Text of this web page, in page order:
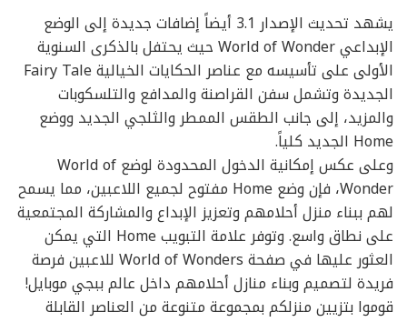
يشهد تحديث الإصدار 3.1 أيضاً إضافات جديدة إلى الوضع
الإبداعي World of Wonder حيث يحتفل بالذكرى السنوية
الأولى على تأسيسه مع عناصر الحكايات الخيالية Fairy Tale
الجديدة وتشمل سفن القراصنة والمدافع والتلسكوبات
والمزيد، إلى جانب الطقس الممطر والثلجي الجديد ووضع
Home الجديد كلياً.
وعلى عكس إمكانية الدخول المحدودة لوضع World of
Wonder، فإن وضع Home مفتوح لجميع اللاعبين، مما يسمح
لهم ببناء منزل أحلامهم وتعزيز الإبداع والمشاركة المجتمعية
على نطاق واسع. وتوفر علامة التبويب Home التي يمكن
العثور عليها في صفحة World of Wonders للاعبين فرصة
فريدة لتصميم وبناء منازل أحلامهم داخل عالم ببجي موبايل!
قوموا بتزيين منزلكم بمجموعة متنوعة من العناصر القابلة